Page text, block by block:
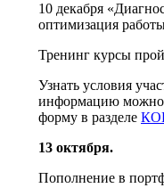
10 декабря
оптимизация
Тренинг курсы
Узнать условия
информацию можно
форму в разделе
13 октября.
Пополнение в